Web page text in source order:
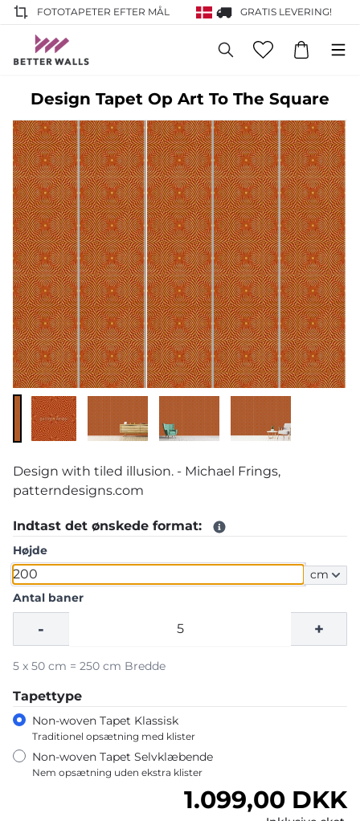
FOTOTAPETER EFTER MÅL GRATIS LEVERING!
Design Tapet Op Art To The Square
Design with tiled illusion. - Michael Frings,
patterndesigns.com
Indtast det ønskede format:
Højde
cm
Antal baner
- +
5 x 50 cm = 250 cm Bredde
Tapettype
Non-woven Tapet Klassisk
Traditionel opsætning med klister
Non-woven Tapet Selvklæbende
Nem opsætning uden ekstra klister
Normalpris
1.099,00 DKK